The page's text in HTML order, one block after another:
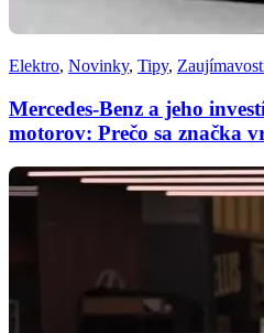
Elektro, Novinky, Tipy,
Mercedes-Benz a jeho
motorov: Prečo sa značka